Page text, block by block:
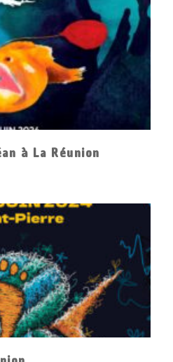
à La Réunion